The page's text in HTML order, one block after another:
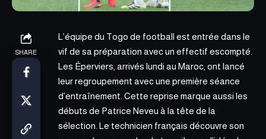
SHARE
L’équipe du Togo de football est entrée dans le
vif de sa préparation avec un effectif escompté.
Les Éperviers, arrivés lundi au Maroc, ont lancé
leur regroupement avec une première séance
d’entraînement. Cette reprise marque aussi les
débuts de Patrice Neveu à la tête de la
sélection. Le technicien français découvre son